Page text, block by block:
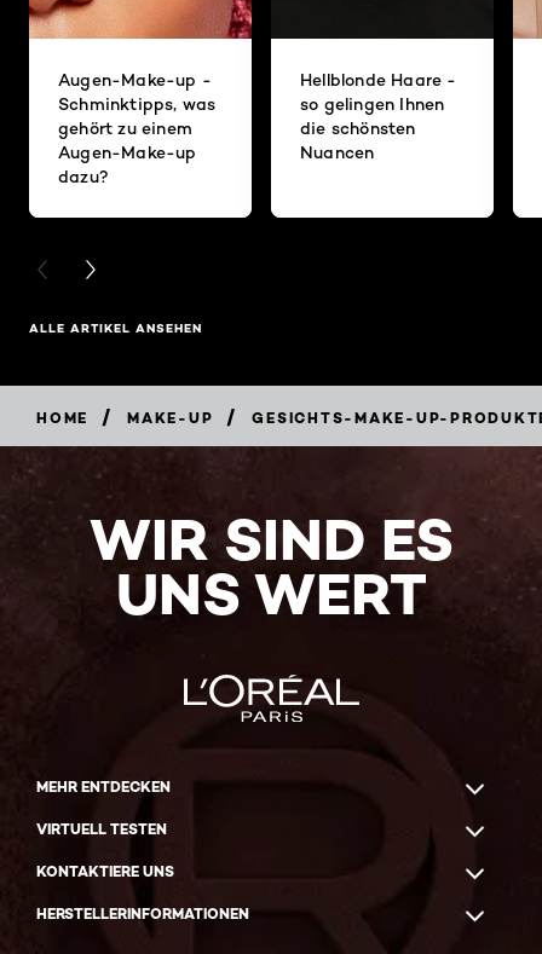
Augen-Make-up -
Schminktipps, was
gehört zu einem
Augen-Make-up
dazu?
Hellblonde Haare -
so gelingen Ihnen
die schönsten
Nuancen
PREVIOUS CARD
NEXT CARD
ALLE ARTIKEL ANSEHEN
HOME / MAKE-UP / GESICHTS-MAKE-UP-
WIR SIND ES
UNS WERT
MEHR ENTDECKEN
VIRTUELL TESTEN
KONTAKTIERE UNS
HERSTELLERINFORMATIONEN